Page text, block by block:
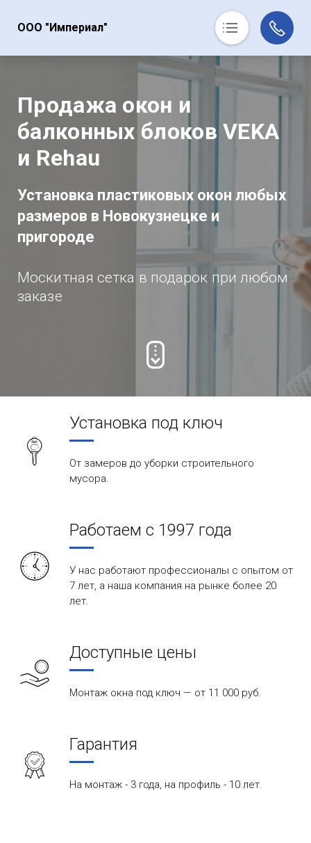
ООО "Империал"
Наша продукция
Что входит в услугу
Этапы работы
Продажа окон и
балконных блоков VEKA
и Rehau
Установка пластиковых окон любых
размеров в Новокузнецке и
пригороде
Москитная сетка в подарок при любом
заказе
Установка под ключ
От замеров до уборки строительного
мусора.
Работаем с 1997 года
У нас работают профессионалы с опытом от
7 лет, а наша компания на рынке более 20
лет.
Доступные цены
Монтаж окна под ключ — от 11 000 руб.
Гарантия
На монтаж - 3 года, на профиль - 10 лет.